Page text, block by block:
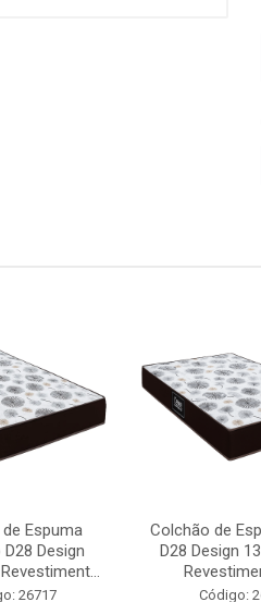
Espuma
Design
26717
Colchão de
D28 Design
Código: